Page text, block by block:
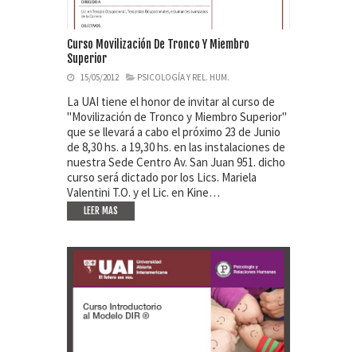
Curso Movilización De Tronco Y Miembro
Superior
15/05/2012 PSICOLOGÍA Y REL. HUM.
La UAI tiene el honor de invitar al curso de
"Movilización de Tronco y Miembro Superior"
que se llevará a cabo el próximo 23 de Junio
de 8,30 hs. a 19,30 hs. en las instalaciones de
nuestra Sede Centro Av. San Juan 951. dicho
curso será dictado por los Lics. Mariela
Valentini T.O. y el Lic. en Kine…
LEER MAS